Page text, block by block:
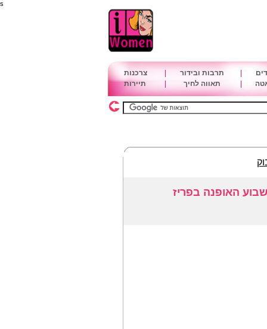
s
תרבות ובידור
צרכנות
תאווה לחיך תיירות
האופנה בפריז